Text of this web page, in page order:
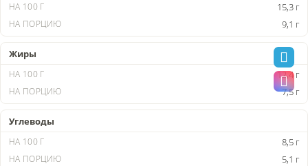
15,3 г
9,1 г
Жиры
12,4 г
7,5 г
Углеводы
8,5 г
5,1 г